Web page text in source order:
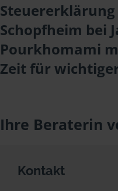
Schopfheim bei
Pourkhomami
Zeit für
Ihre Beraterin
Kontakt